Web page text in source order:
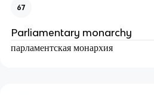
67
Parliamentary monarchy
парламентская монархия